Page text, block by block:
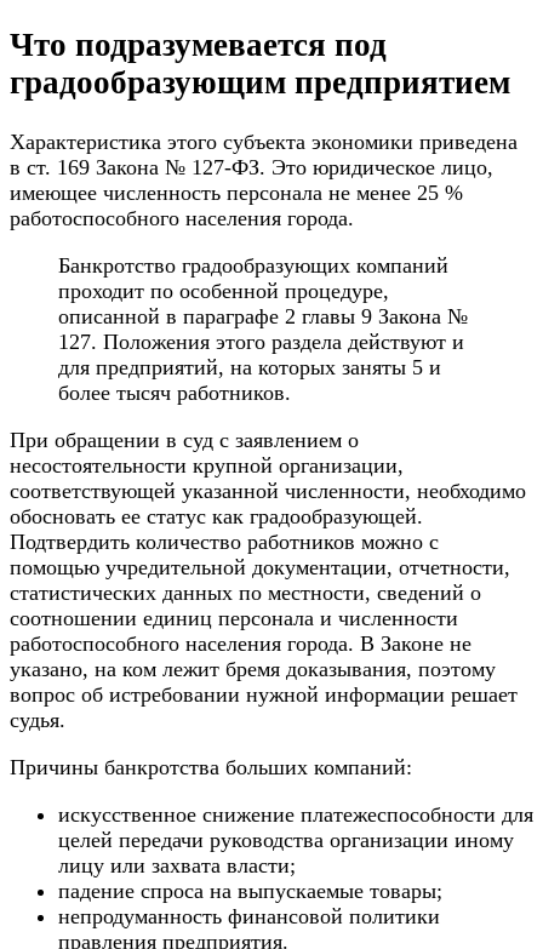
Что подразумевается под
градообразующим предприятием
Характеристика этого субъекта экономики приведена
в ст. 169 Закона № 127-ФЗ. Это юридическое лицо,
имеющее численность персонала не менее 25 %
работоспособного населения города.
Банкротство градообразующих компаний
проходит по особенной процедуре,
описанной в параграфе 2 главы 9 Закона №
127. Положения этого раздела действуют и
для предприятий, на которых заняты 5 и
более тысяч работников.
При обращении в суд с заявлением о
несостоятельности крупной организации,
соответствующей указанной численности, необходимо
обосновать ее статус как градообразующей.
Подтвердить количество работников можно с
помощью учредительной документации, отчетности,
статистических данных по местности, сведений о
соотношении единиц персонала и численности
работоспособного населения города. В Законе не
указано, на ком лежит бремя доказывания, поэтому
вопрос об истребовании нужной информации решает
судья.
Причины банкротства больших компаний:
искусственное снижение платежеспособности для
целей передачи руководства организации иному
лицу или захвата власти;
падение спроса на выпускаемые товары;
непродуманность финансовой политики
правления предприятия.